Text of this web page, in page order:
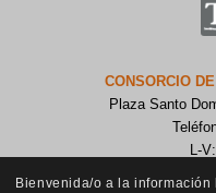
CONSORCIO
Plaza Santo
L-
Bienvenida/o a la